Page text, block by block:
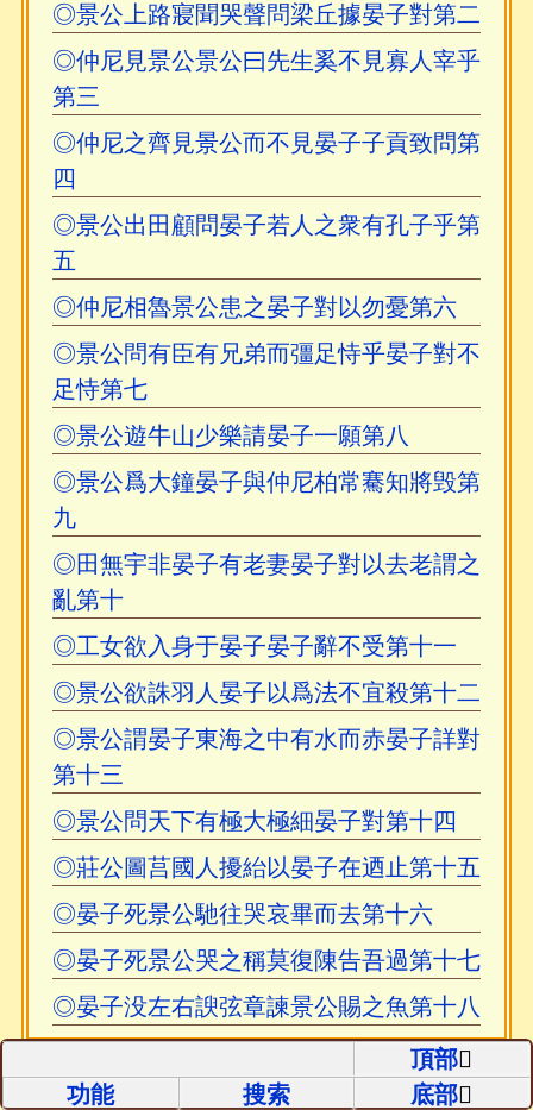
◎景公上路寢聞哭聲問梁丘據晏子對第二
◎仲尼見景公景公曰先生奚不見寡人宰乎
第三
◎仲尼之齊見景公而不見晏子子貢致問第
四
◎景公出田顧問晏子若人之衆有孔子乎第
五
◎仲尼相魯景公患之晏子對以勿憂第六
◎景公問有臣有兄弟而彊足恃乎晏子對不
足恃第七
◎景公遊牛山少樂請晏子一願第八
◎景公爲大鐘晏子與仲尼柏常騫知將毁第
九
◎田無宇非晏子有老妻晏子對以去老謂之
亂第十
◎工女欲入身于晏子晏子辭不受第十一
◎景公欲誅羽人晏子以爲法不宜殺第十二
◎景公謂晏子東海之中有水而赤晏子詳對
第十三
◎景公問天下有極大極細晏子對第十四
◎莊公圖莒國人擾紿以晏子在迺止第十五
◎晏子死景公馳往哭哀畢而去第十六
◎晏子死景公哭之稱莫復陳告吾過第十七
◎晏子没左右諛弦章諫景公賜之魚第十八
頂部
功能
搜索 底部